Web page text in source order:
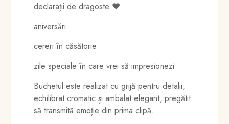
declarații de dragoste ❤️
aniversări
cereri în căsătorie
zile speciale în care vrei să impresionezi
Buchetul este realizat cu grijă pentru detalii,
echilibrat cromatic și ambalat elegant, pregătit
să transmită emoție din prima clipă.